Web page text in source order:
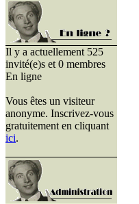
Il y a actuellement 525
invité(e)s et 0 membres
En ligne
Vous êtes un visiteur
anonyme. Inscrivez-vous
gratuitement en cliquant
ici.